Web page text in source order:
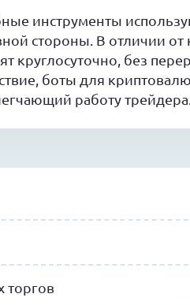
инструменты
стороны. В отличии от
круглосуточно, без
боты для
работу трейдера.
торгов